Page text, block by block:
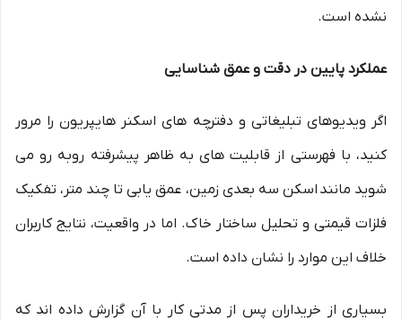
نشده است.
عملکرد پایین در دقت و عمق شناسایی
اگر ویدیوهای تبلیغاتی و دفترچه های اسکنر هایپریون را مرور
کنید، با فهرستی از قابلیت های به ظاهر پیشرفته روبه رو می
شوید مانند اسکن سه بعدی زمین، عمق یابی تا چند متر، تفکیک
فلزات قیمتی و تحلیل ساختار خاک. اما در واقعیت، نتایج کاربران
خلاف این موارد را نشان داده است.
بسیاری از خریداران پس از مدتی کار با آن گزارش داده اند که